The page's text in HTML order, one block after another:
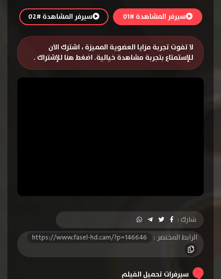
سيرفر المشاهدة #01 سيرفر المشاهدة #02
لا تفوت تجربة مزايا العضوية المميزة ، اشترك الان
للإستمتاع بتجربة مشاهدة خيالية. اضغط هنا للإشتراك .
شارك :
الرابط المختصر :
https://www.fasel-hd.cam/?p=146646
سيرفرات تحميل الفيلم